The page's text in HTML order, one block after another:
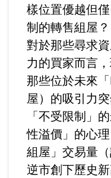
樣位置優越但
制的轉售組屋？
對於那些尋求
力的買家而言
那些位於未來
屋）的吸引力
「不受限制」
性溢價」的心
組屋」交易量
逆市創下歷史